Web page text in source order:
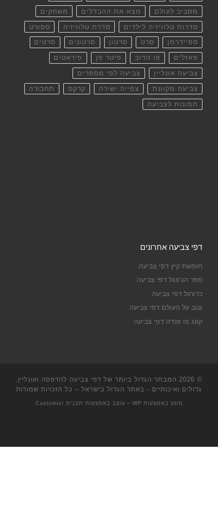
מסביב לעולם מצא את ההבדלים משחקים
סדרות טלוויזיה לילדים סדרת טלוויזיה ספורט
ספיידרמן סרט סרטון סרטונים סרטים
פאזלים פו הדוב פיטר פן פיראטים
צביעה אונליין צביעה לפי מספרים
צביעה מקוונת צפייה ישירה קרקס תחבורה
תמונות לצביעה
דפי צביעה אחרונים
חופשת קיץ דפי צביעה
ספר הג'ונגל דפי צביעה
כדורגל דפי צביעה
גנוב על העולם דפי צביעה
קונג פו פנדה דפי צביעה
© 2026
המבחר הגדול ביותר של דפי צביעה להדפסה ואונליין,
גדולים ואיכותיים - באתר הגדול בישראל – כל הזכויות שמורות
מונע באמצעות WP – עוצב באמצעות תבנית Customizr